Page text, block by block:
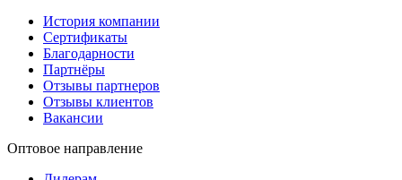
История компании
Сертификаты
Благодарности
Партнёры
Отзывы партнеров
Отзывы клиентов
Вакансии
Оптовое направление